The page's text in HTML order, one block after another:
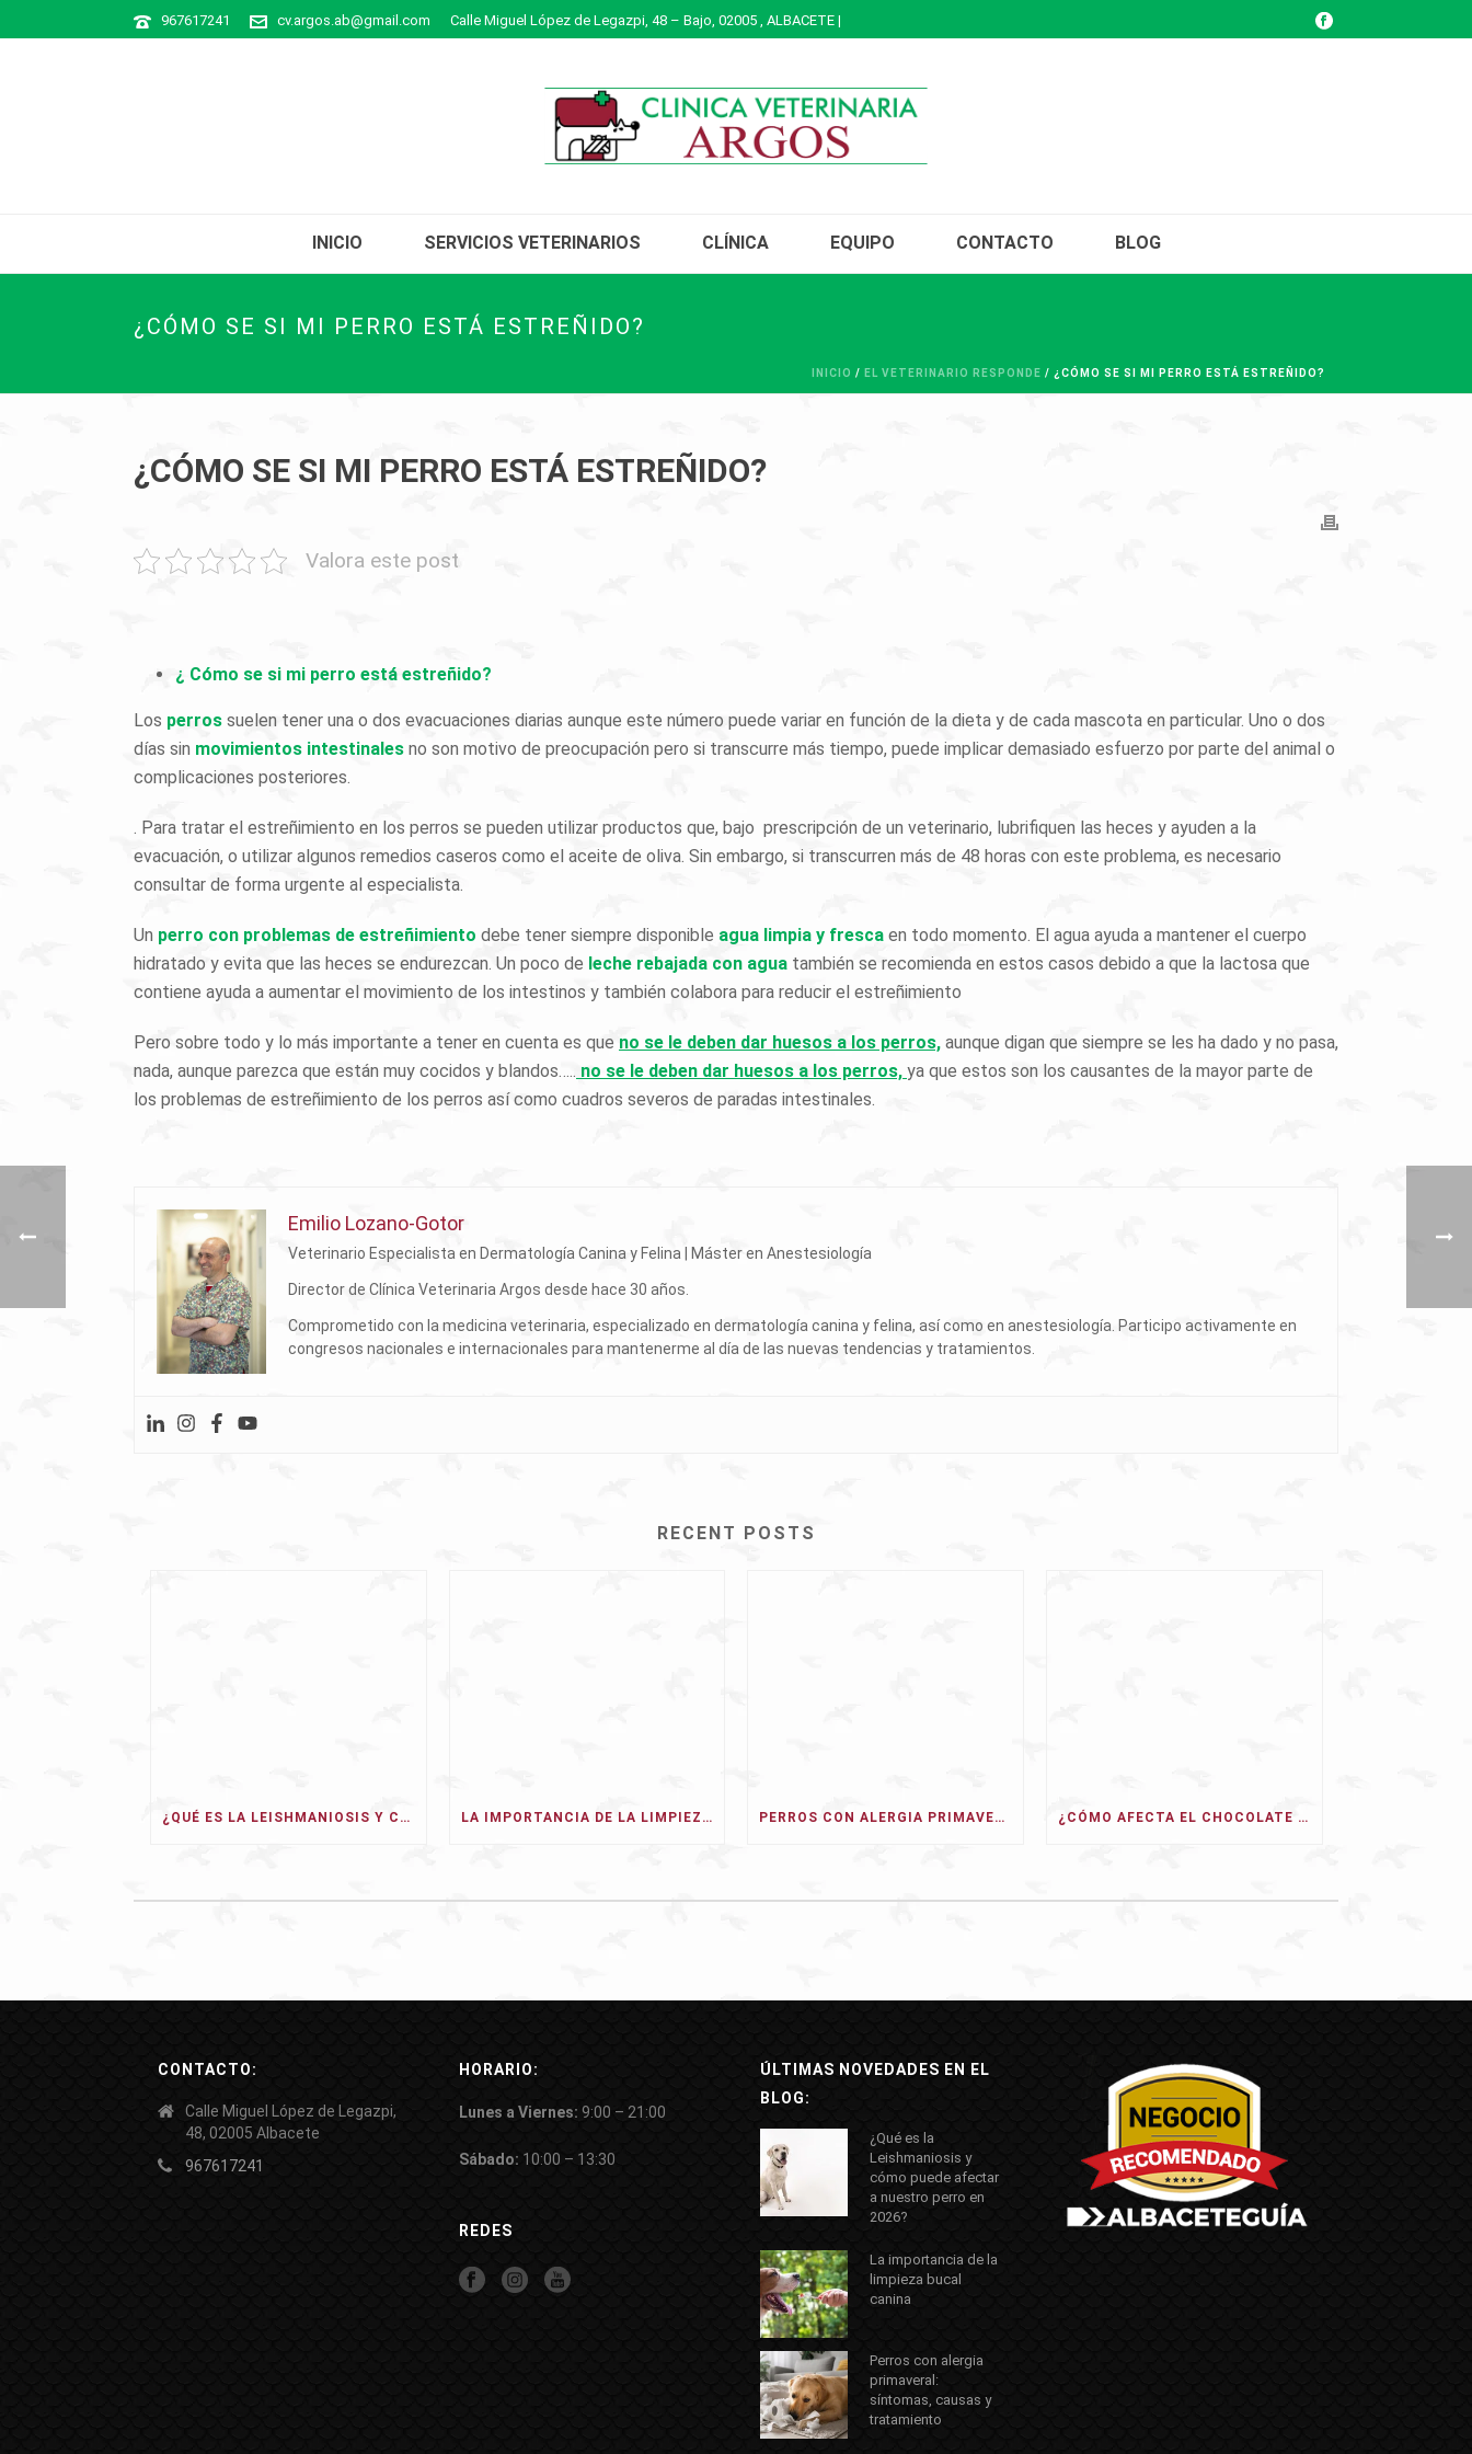
967617241 cv.argos.ab@gmail.com Calle Miguel López de Legazpi, 48 – Bajo, 02005 , ALBACETE |
INICIO SERVICIOS VETERINARIOS CLÍNICA EQUIPO CONTACTO BLOG
¿CÓMO SE SI MI PERRO ESTÁ ESTREÑIDO?
INICIO / EL VETERINARIO RESPONDE / ¿CÓMO SE SI MI PERRO ESTÁ ESTREÑIDO?
¿CÓMO SE SI MI PERRO ESTÁ ESTREÑIDO?
Valora este post
¿ Cómo se si mi perro está estreñido?
Los perros suelen tener una o dos evacuaciones diarias aunque este número puede variar en función de la dieta y de cada mascota en particular. Uno o dos
días sin movimientos intestinales no son motivo de preocupación pero si transcurre más tiempo, puede implicar demasiado esfuerzo por parte del animal o
complicaciones posteriores.
. Para tratar el estreñimiento en los perros se pueden utilizar productos que, bajo prescripción de un veterinario, lubrifiquen las heces y ayuden a la
evacuación, o utilizar algunos remedios caseros como el aceite de oliva. Sin embargo, si transcurren más de 48 horas con este problema, es necesario
consultar de forma urgente al especialista.
Un perro con problemas de estreñimiento debe tener siempre disponible agua limpia y fresca en todo momento. El agua ayuda a mantener el cuerpo
hidratado y evita que las heces se endurezcan. Un poco de leche rebajada con agua también se recomienda en estos casos debido a que la lactosa que
contiene ayuda a aumentar el movimiento de los intestinos y también colabora para reducir el estreñimiento
Pero sobre todo y lo más importante a tener en cuenta es que no se le deben dar huesos a los perros, aunque digan que siempre se les ha dado y no pasa,
nada, aunque parezca que están muy cocidos y blandos….. no se le deben dar huesos a los perros, ya que estos son los causantes de la mayor parte de
los problemas de estreñimiento de los perros así como cuadros severos de paradas intestinales.
Emilio Lozano-Gotor
Veterinario Especialista en Dermatología Canina y Felina | Máster en Anestesiología
Director de Clínica Veterinaria Argos desde hace 30 años.
Comprometido con la medicina veterinaria, especializado en dermatología canina y felina, así como en anestesiología. Participo activamente en
congresos nacionales e internacionales para mantenerme al día de las nuevas tendencias y tratamientos.
RECENT POSTS
¿QUÉ ES LA LEISHMANIOSIS Y CÓMO PUEDE AFECTAR A NUESTRO PERRO EN 2026? LA IMPORTANCIA DE LA LIMPIEZA BUCAL CANINA PERROS CON ALERGIA PRIMAVERAL: SÍNTOMAS, CAUSAS Y TRATAMIENTO ¿CÓMO AFECTA EL CHOCOLATE A LOS PERROS? SÍNTOMAS, TIPOS Y QUÉ HACER
CONTACTO:
Calle Miguel López de Legazpi,
48, 02005 Albacete
967617241
HORARIO:
Lunes a Viernes: 9:00 – 21:00
Sábado: 10:00 – 13:30
REDES
ÚLTIMAS NOVEDADES EN EL
BLOG:
¿Qué es la
Leishmaniosis y
cómo puede afectar
a nuestro perro en
2026?
La importancia de la
limpieza bucal
canina
Perros con alergia
primaveral:
síntomas, causas y
tratamiento